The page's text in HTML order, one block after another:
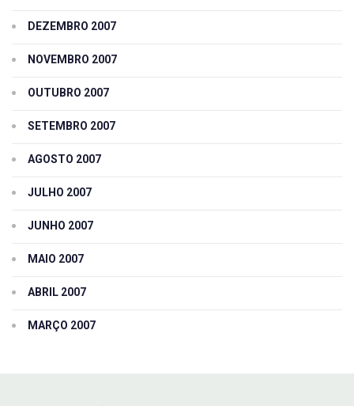
DEZEMBRO 2007
NOVEMBRO 2007
OUTUBRO 2007
SETEMBRO 2007
AGOSTO 2007
JULHO 2007
JUNHO 2007
MAIO 2007
ABRIL 2007
MARÇO 2007